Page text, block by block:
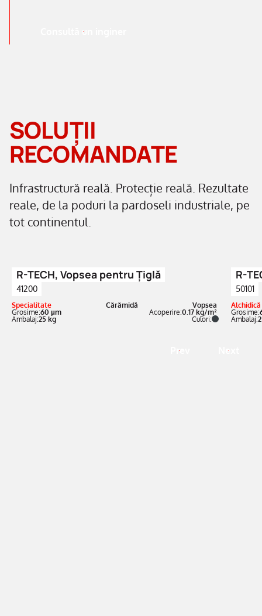
Consultă un inginer
SOLUȚII
RECOMANDATE
Infrastructură reală. Protecție reală. Rezultate
reale, de la poduri la pardoseli industriale, pe
tot continentul.
R-TECH, Vopsea pentru Țiglă
41200
Specialitate Cărămidă
Vopsea
Grosime:60 µm Acoperire:0.17 kg/m²
Ambalaj:25 kg Culori:
R-
50101
Alchidică
Grosime:
Ambalaj:
Prev Next